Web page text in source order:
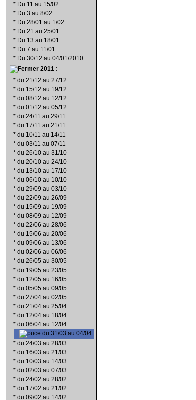
* Du 11 au 15/02
* Du 3 au 8/02
* Du 28/01 au 1/02
* Du 21 au 25/01
* Du 13 au 18/01
* Du 7 au 11/01
* Du 30/12 au 04/01/2010
2011 :
* du 21/12 au 27/12
* du 15/12 au 19/12
* du 08/12 au 12/12
* du 01/12 au 05/12
* du 24/11 au 29/11
* du 17/11 au 21/11
* du 10/11 au 14/11
* du 03/11 au 07/11
* du 26/10 au 31/10
* du 20/10 au 24/10
* du 13/10 au 17/10
* du 06/10 au 10/10
* du 29/09 au 03/10
* du 22/09 au 26/09
* du 15/09 au 19/09
* du 08/09 au 12/09
* du 22/06 au 28/06
* du 15/06 au 20/06
* du 09/06 au 13/06
* du 02/06 au 06/06
* du 26/05 au 30/05
* du 19/05 au 23/05
* du 12/05 au 16/05
* du 05/05 au 09/05
* du 27/04 au 02/05
* du 21/04 au 25/04
* du 12/04 au 18/04
* du 06/04 au 12/04
du 31/03 au 04/04
* du 24/03 au 28/03
* du 16/03 au 21/03
* du 10/03 au 14/03
* du 02/03 au 07/03
* du 24/02 au 28/02
* du 17/02 au 21/02
* du 09/02 au 14/02